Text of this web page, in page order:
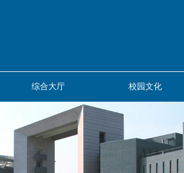
综合大厅 校园文化